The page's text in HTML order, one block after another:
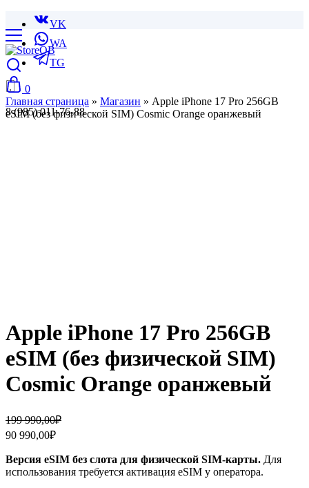
VK
WA
TG
8 (985) 011-76-88
0
Главная страница » Магазин » Apple iPhone 17 Pro 256GB
eSIM (без физической SIM) Cosmic Orange оранжевый
Apple iPhone 17 Pro 256GB
eSIM (без физической SIM)
Cosmic Orange оранжевый
199 990,00₽
Первоначальная
цена
составляла
199
990,00₽.
90 990,00₽
Текущая
цена:
90
990,00₽.
Версия eSIM без слота для физической SIM-карты. Для
использования требуется активация eSIM у оператора.